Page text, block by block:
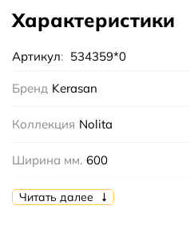
Характеристики
Артикул: 534359*0
Бренд Kerasan
Коллекция Nolita
Ширина мм. 600
Высота мм. 150
Читать далее